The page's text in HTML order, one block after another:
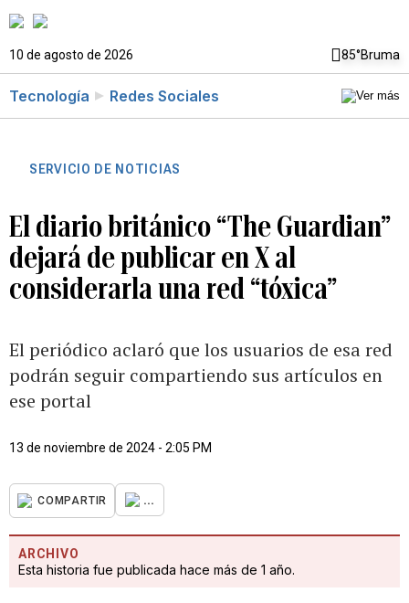
10 de agosto de 2026 85°Bruma
Tecnología Redes Sociales
SERVICIO DE NOTICIAS
El diario británico “The Guardian”
dejará de publicar en X al
considerarla una red “tóxica”
El periódico aclaró que los usuarios de esa red
podrán seguir compartiendo sus artículos en
ese portal
13 de noviembre de 2024 - 2:05 PM
COMPARTIR ...
ARCHIVO
Esta historia fue publicada hace más de 1 año.